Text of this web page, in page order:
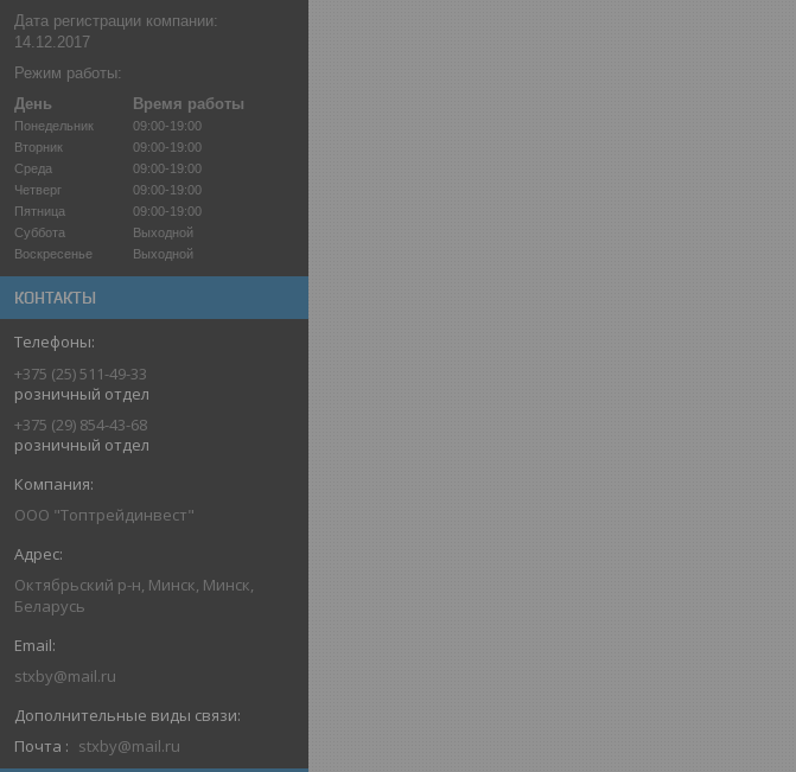
Дата регистрации компании:
14.12.2017
Режим работы:
День
Время работы
Понедельник
09:00-19:00
Вторник
09:00-19:00
Среда
09:00-19:00
Четверг
09:00-19:00
Пятница
09:00-19:00
Суббота
Выходной
Воскресенье
Выходной
КОНТАКТЫ
+375 (25) 511-49-33
розничный отдел
+375 (29) 854-43-68
розничный отдел
ООО "Топтрейдинвест"
Октябрьский р-н, Минск, Минск,
Беларусь
stxby@mail.ru
Почта stxby@mail.ru